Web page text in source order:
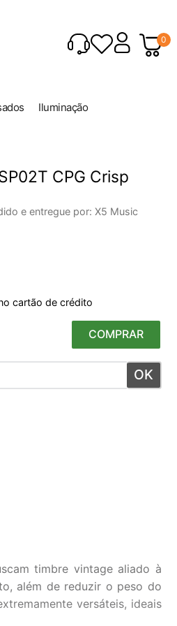
0
Iluminação
CPG Crisp
e entregue por: X5 Music
cartão de crédito
COMPRAR
timbre vintage aliado à
além de reduzir o peso do
versáteis, ideais